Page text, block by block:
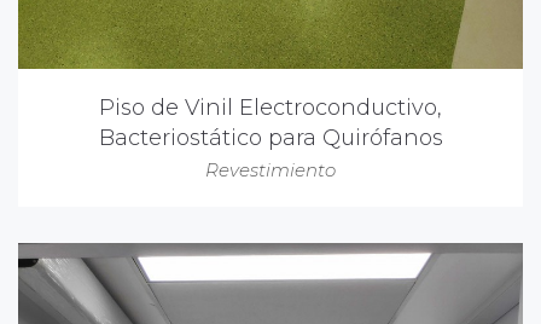
Piso de Vinil Electroconductivo,
Bacteriostático para Quirófanos
Revestimiento